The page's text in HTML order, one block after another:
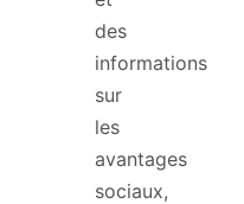
des
informations
sur
les
avantages
sociaux,